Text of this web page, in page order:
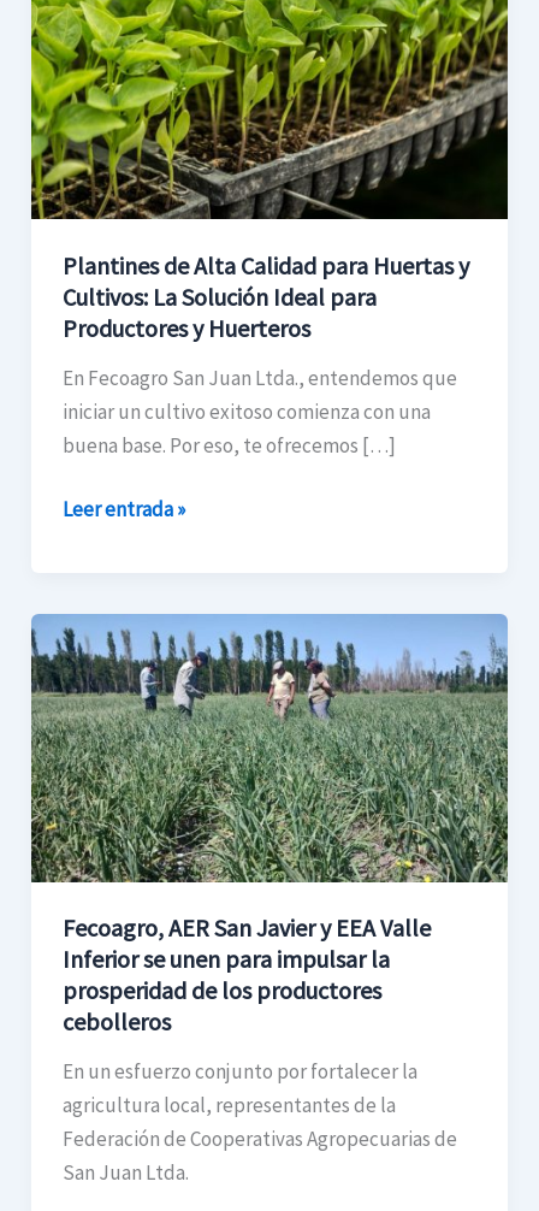
Plantines de Alta Calidad para Huertas y
Cultivos: La Solución Ideal para
Productores y Huerteros
En Fecoagro San Juan Ltda., entendemos que
iniciar un cultivo exitoso comienza con una
buena base. Por eso, te ofrecemos […]
Calidad
para
Huertas
y
Cultivos:
La
Solución
Ideal
para
Productores
Huerteros
Leer entrada »
Fecoagro, AER San Javier y EEA Valle
Inferior se unen para impulsar la
prosperidad de los productores
cebolleros
En un esfuerzo conjunto por fortalecer la
agricultura local, representantes de la
Federación de Cooperativas Agropecuarias de
San Juan Ltda.
Fecoagro,
AER
San
Javier
y
EEA
Valle
Inferior
unen
para
impulsar
la
prosperidad
de
los
productores